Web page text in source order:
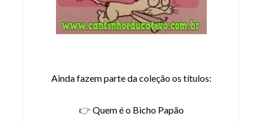
Ainda fazem parte da coleção os títulos:
👉 Quem é o Bicho Papão